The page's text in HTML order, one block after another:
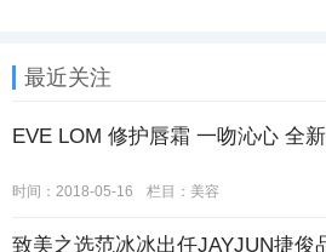
最近关注
EVE LOM 修护唇霜 一吻沁心 全
时间：2018-05-16 栏目： 美容
致美之选范冰冰出任JAYJUN捷俊